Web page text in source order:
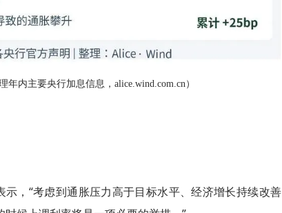
年内主要央行加息信息，alice.wind.com.cn）
，“考虑到通胀压力高于目标水平、经济增长持续改善